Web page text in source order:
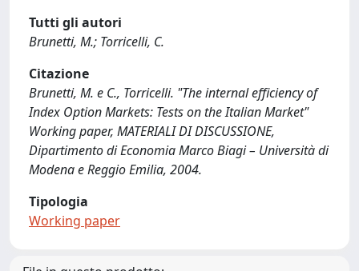
Tutti gli autori
Brunetti, M.; Torricelli, C.
Citazione
Brunetti, M. e C., Torricelli. "The internal efficiency of
Index Option Markets: Tests on the Italian Market"
Working paper, MATERIALI DI DISCUSSIONE,
Dipartimento di Economia Marco Biagi – Università di
Modena e Reggio Emilia, 2004.
Tipologia
Working paper